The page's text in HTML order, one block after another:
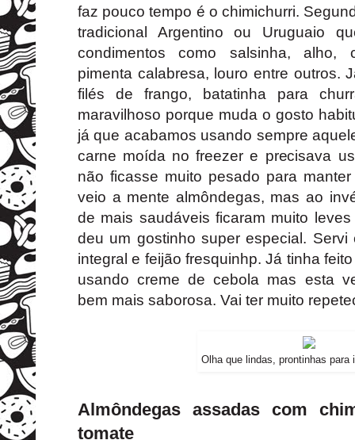
faz pouco tempo é o chimichurri.
tradicional Argentino ou Uruguaio
condimentos como salsinha, alho,
pimenta calabresa, louro entre outros.
filés de frango, batatinha para
maravilhoso porque muda o gosto
já que acabamos usando sempre
carne moída no freezer e precisava
não ficasse muito pesado para
veio a mente almôndegas, mas ao
de mais saudáveis ficaram muito
deu um gostinho super especial. Servi
integral e feijão fresquinhp. Já tinha
usando creme de cebola mas esta
bem mais saborosa. Vai ter muito
Olha que lindas, prontinhas para
Almôndegas assadas com
tomate